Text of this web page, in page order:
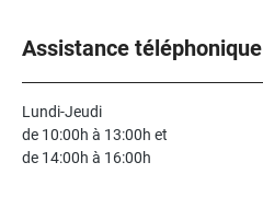
Assistance téléphonique
Lundi-Jeudi
de 10:00h à 13:00h et
de 14:00h à 16:00h